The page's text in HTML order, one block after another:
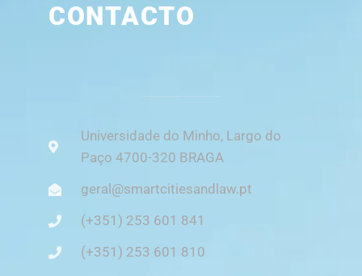
CONTACTO
Universidade do Minho, Largo do
Paço 4700-320 BRAGA
geral@smartcitiesandlaw.pt
(+351) 253 601 841
(+351) 253 601 810